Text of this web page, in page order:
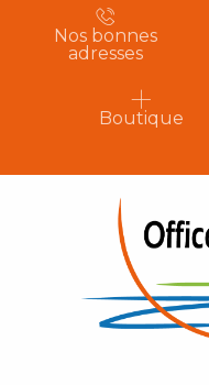
Nos bonnes
adresses
Boutique